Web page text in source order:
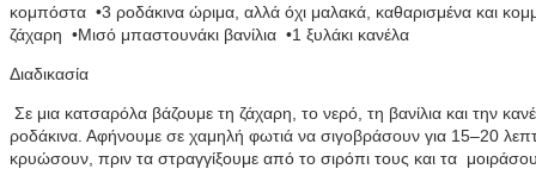
κομπόστα •3 ροδάκινα ώριμα, αλλά όχι μαλακά, καθαρισμένα και
ζάχαρη •Μισό μπαστουνάκι βανίλια •1 ξυλάκι κανέλα
Διαδικασία
Σε μια κατσαρόλα βάζουμε τη ζάχαρη, το νερό, τη βανίλια και την
ροδάκινα. Αφήνουμε σε χαμηλή φωτιά να σιγοβράσουν για 15–20
κρυώσουν, πριν τα στραγγίξουμε από το σιρόπι τους και τα